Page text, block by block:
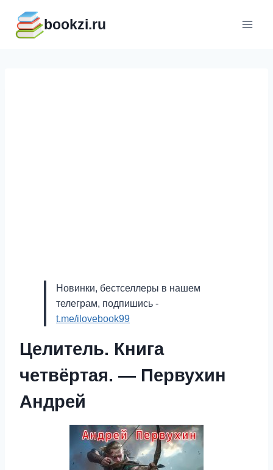
содержимому
bookzi.ru
Новинки, бестселлеры в нашем
телеграм, подпишись -
t.me/ilovebook99
Целитель. Книга
четвёртая. — Первухин
Андрей